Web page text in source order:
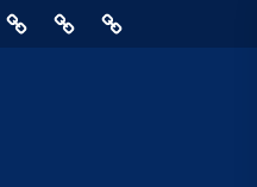
HomePrivacyAthirady